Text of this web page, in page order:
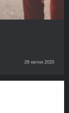
29 квітня 2020